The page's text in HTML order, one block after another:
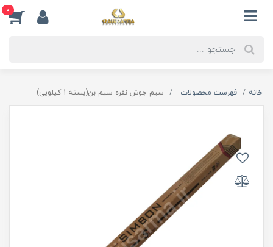
0
خانه فهرست محصولات سیم جوش نقره سیم بن(بسته 1 کیلویی)